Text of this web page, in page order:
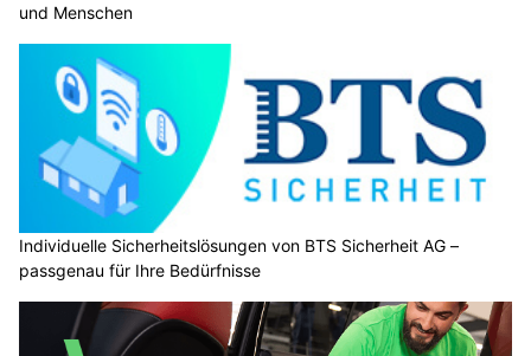
und Menschen
Individuelle Sicherheitslösungen von BTS Sicherheit AG –
passgenau für Ihre Bedürfnisse